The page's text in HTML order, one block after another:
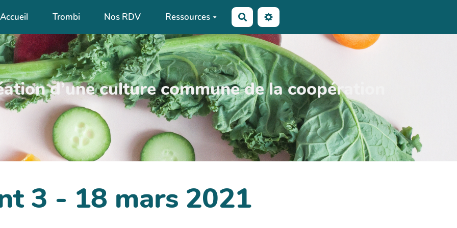
Accueil Trombi Nos RDV Ressources Rechercher
d’une culture commune de la coopération
3 - 18 mars 2021